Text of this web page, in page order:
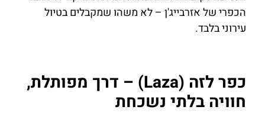
הכפרי של אזרבייג'ן – לא משהו שמקבלים בטיול
עירוני בלבד.
כפר לזה (Laza) – דרך מפותלת,
חוויה בלתי נשכחת